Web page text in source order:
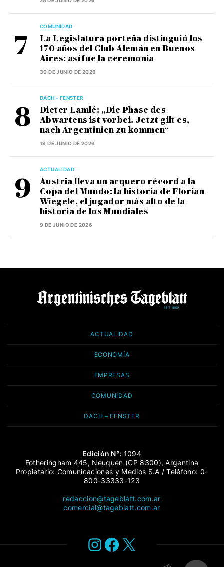
COMUNIDAD
La Legislatura porteña distinguió los
170 años del Club Alemán en Buenos
Aires: así fue la ceremonia
30 DE JUNIO DE 2026
DACH - FENSTER
Dieter Lamlé: „Die Phase des
Abwartens ist vorbei. Jetzt gilt es,
nach Argentinien zu kommen“
19 DE JUNIO DE 2026
ACTUALIDAD
Austria lleva un arquero récord a la
Copa del Mundo: la historia de Florian
Wiegele, el jugador más alto de la
historia de los Mundiales
9 DE JUNIO DE 2026
ACTUALIDAD
ECONOMÍA
EMPRESAS
COMUNIDAD
DACH – FENSTER
Edición N°: 1094
Fotheringham 445, Neuquén (CP 8300), Argentina
Propietario: Comunicaciones y Medios S.A / Teléfono: 0-
800-33333-123
redaccion@tageblatt.com.ar
comercial@tageblatt.com.ar
Instagram
Facebook
X